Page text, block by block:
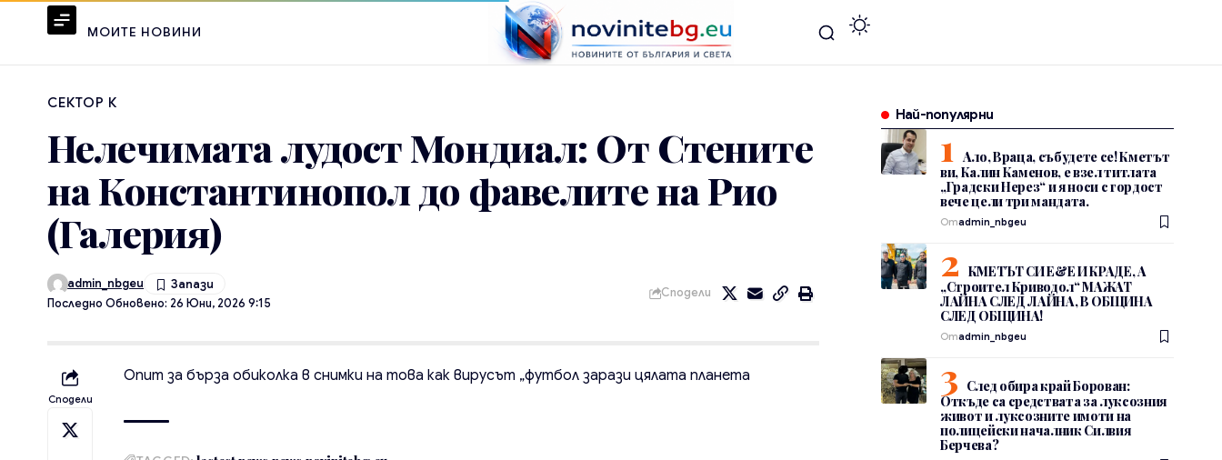
МОИТЕ НОВИНИ
СЕКТОР К
Нелечимата лудост Мондиал: От Стените
на Константинопол до фавелите на Рио
(Галерия)
Последно Обновено: 26 Юни, 2026 9:15
admin_nbgeu
Сподели
Сподели
Опит за бърза обиколка в снимки на това как вирусът „футбол зарази цялата планета
Най-популярни
Ало, Враца, събудете се! Кметът
ви, Калин Каменов, е взел титлата
„Градски Нерез“ и я носи с гордост
вече цели три мандата.
Отadmin_nbgeu
КМЕТЪТ СИ Е&Е И КРАДЕ, А
„Строител Криводол“ МАЖАТ
ЛАЙНА СЛЕД ЛАЙНА, В ОБЩИНА
СЛЕД ОБЩИНА!
Отadmin_nbgeu
След обира край Борован:
Откъде са средствата за луксозния
живот и луксозните имоти на
полицейски началник Силвия
Берчева?